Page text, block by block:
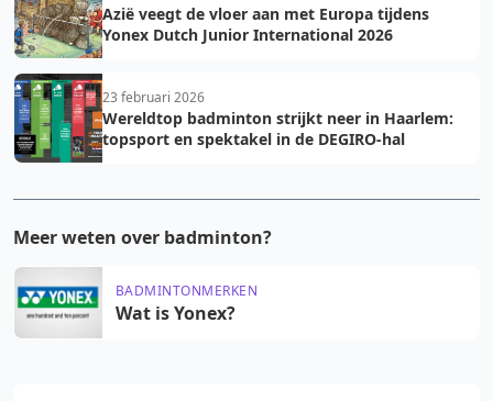
Azië veegt de vloer aan met Europa tijdens
Yonex Dutch Junior International 2026
23 februari 2026
Wereldtop badminton strijkt neer in Haarlem:
topsport en spektakel in de DEGIRO-hal
Meer weten over badminton?
BADMINTONMERKEN
Wat is Yonex?